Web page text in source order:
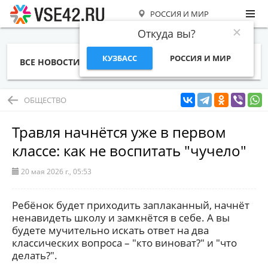
РОССИЯ И МИР
Откуда вы?
КУЗБАСС РОССИЯ И МИР
ВСЕ НОВОСТИ СТАТЬИ ТЕМЫ ФОТО
ОБЩЕСТВО
Травля начнётся уже в первом
классе: как не воспитать "чучело"
20 мая 2026 г., 05:53
Ребёнок будет приходить заплаканный, начнёт
ненавидеть школу и замкнётся в себе. А вы
будете мучительно искать ответ на два
классических вопроса – "кто виноват?" и "что
делать?".